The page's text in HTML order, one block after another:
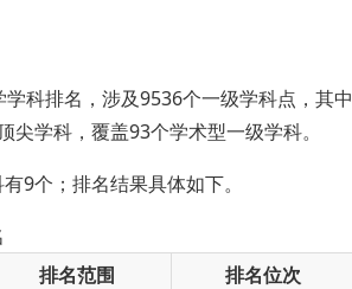
科排名，涉及9536个一级学科点，其中
学科，覆盖93个学术型一级学科。
9个；排名结果具体如下。
排名范围
排名位次